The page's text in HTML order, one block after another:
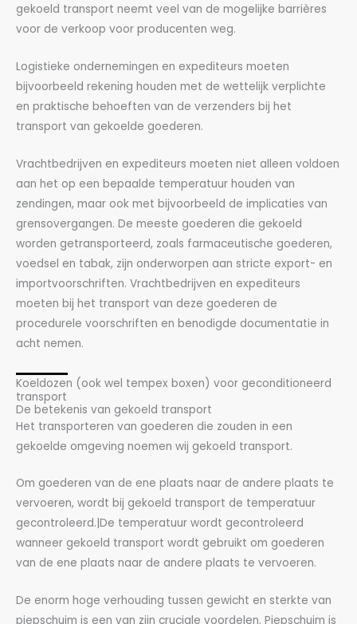
gekoeld transport neemt veel van de mogelijke barrières
voor de verkoop voor producenten weg.
Logistieke ondernemingen en expediteurs moeten
bijvoorbeeld rekening houden met de wettelijk verplichte
en praktische behoeften van de verzenders bij het
transport van gekoelde goederen.
Vrachtbedrijven en expediteurs moeten niet alleen voldoen
aan het op een bepaalde temperatuur houden van
zendingen, maar ook met bijvoorbeeld de implicaties van
grensovergangen. De meeste goederen die gekoeld
worden getransporteerd, zoals farmaceutische goederen,
voedsel en tabak, zijn onderworpen aan stricte export- en
importvoorschriften. Vrachtbedrijven en expediteurs
moeten bij het transport van deze goederen de
procedurele voorschriften en benodigde documentatie in
acht nemen.
Koeldozen (ook wel tempex boxen) voor geconditioneerd
transport
De betekenis van gekoeld transport
Het transporteren van goederen die zouden in een
gekoelde omgeving noemen wij gekoeld transport.
Om goederen van de ene plaats naar de andere plaats te
vervoeren, wordt bij gekoeld transport de temperatuur
gecontroleerd.|De temperatuur wordt gecontroleerd
wanneer gekoeld transport wordt gebruikt om goederen
van de ene plaats naar de andere plaats te vervoeren.
De enorm hoge verhouding tussen gewicht en sterkte van
piepschuim is een van zijn cruciale voordelen. Piepschuim is